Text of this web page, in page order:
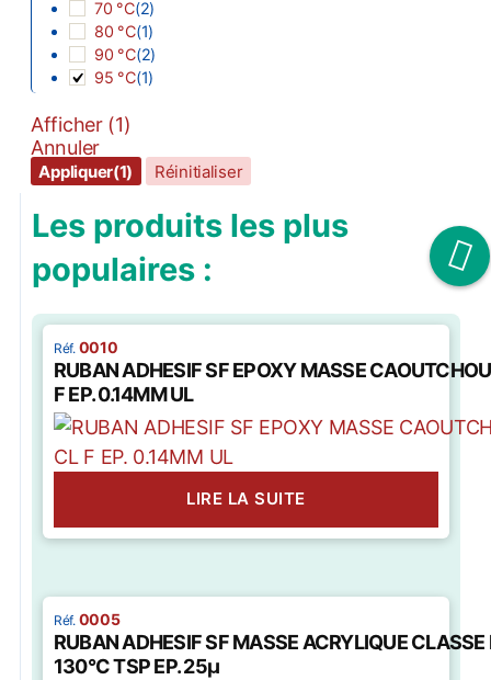
70 °C(2)
80 °C(1)
90 °C(2)
95 °C(1)
Afficher (1)
Annuler
Appliquer(1) Réinitialiser
Les produits les plus
populaires :
RUBAN ADHESIF SF EPOXY MASSE
F EP. 0.14MM UL
0010
LIRE LA SUITE
RUBAN ADHESIF SF MASSE ACRYLIQUE CLASSE
130°C TSP EP. 25µ
0005